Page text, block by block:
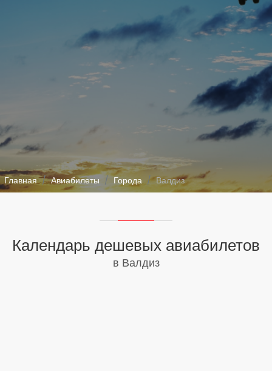
Главная Авиабилеты Города Валдиз
Календарь дешевых авиабилетов
в Валдиз